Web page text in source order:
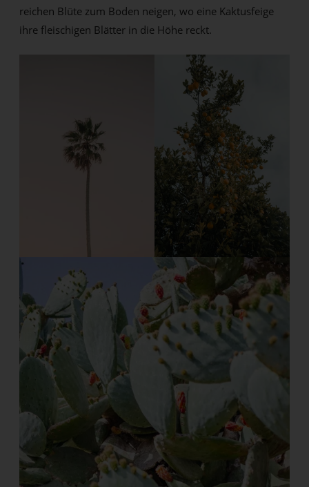
reichen Blüte zum Boden neigen, wo eine Kaktusfeige
ihre fleischigen Blätter in die Höhe reckt.